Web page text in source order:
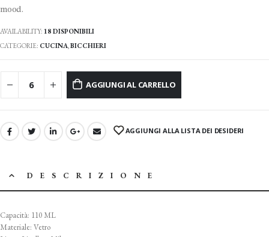
mood.
AVAILABILITY: 18 DISPONIBILI
CATEGORIE: CUCINA,BICCHIERI
AGGIUNGI AL CARRELLO
AGGIUNGI ALLA LISTA DEI DESIDERI
DESCRIZIONE
Capacità: 110 ML
Materiale: Vetro